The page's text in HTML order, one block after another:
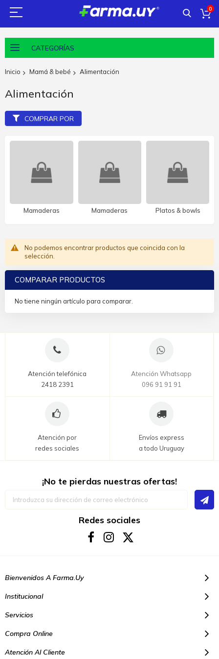
0
CATEGORÍAS
Inicio Mamá & bebé Alimentación
Alimentación
Mamaderas Mamaderas Platos & bowls
No podemos encontrar productos que coincida con la
selección.
COMPRAR POR
COMPARAR PRODUCTOS
No tiene ningún artículo para comparar.
Atención telefónica
2418 2391
Atención Whatsapp
096 91 91 91
Atención por
redes sociales
Envíos express
a todo Uruguay
¡No te pierdas nuestras ofertas!
Redes sociales
Bienvenidos A Farma.uy
Institucional
Servicios
Compra Online
Atención Al Cliente